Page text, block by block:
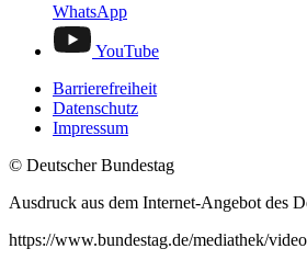
WhatsApp
YouTube
Barrierefreiheit
Datenschutz
Impressum
© Deutscher Bundestag
Ausdruck aus dem Internet-Angebot des
https://www.bundestag.de/mediathek/video